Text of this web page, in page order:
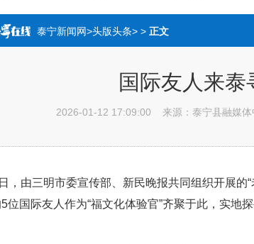
泰宁新闻网>头版头条> > 正文
国际友人来泰
2026-01-12 17:09:00 来源：泰宁县融媒体
，由三明市委宣传部、新民晚报共同组织开展的
位国际友人作为“福文化体验官”齐聚于此，实地